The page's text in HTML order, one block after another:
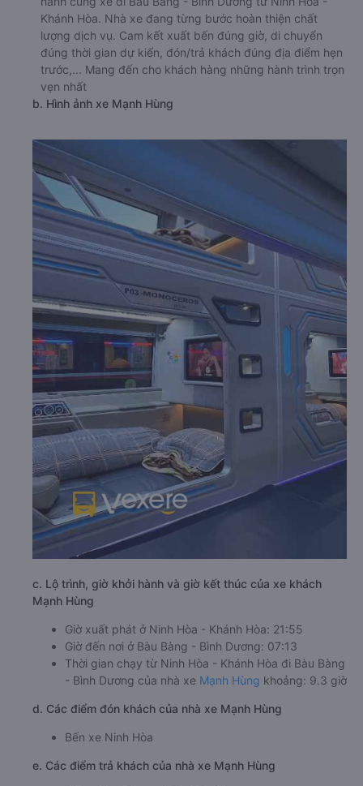
Khánh Hòa. Nhà xe đang từng bước hoàn thiện chất
lượng dịch vụ. Cam kết xuất bến đúng giờ, di chuyển
đúng thời gian dự kiến, đón/trả khách đúng địa điểm hẹn
trước,... Mang đến cho khách hàng những hành trình trọn
vẹn nhất
b. Hình ảnh xe Mạnh Hùng
c. Lộ trình, giờ khởi hành và giờ kết thúc của xe khách
Mạnh Hùng
Giờ xuất phát ở Ninh Hòa - Khánh Hòa: 21:55
Giờ đến nơi ở Bàu Bàng - Bình Dương: 07:13
Thời gian chạy từ Ninh Hòa - Khánh Hòa đi Bàu Bàng
- Bình Dương của nhà xe Mạnh Hùng khoảng: 9.3 giờ
d. Các điểm đón khách của nhà xe Mạnh Hùng
Bến xe Ninh Hòa
e. Các điểm trả khách của nhà xe Mạnh Hùng